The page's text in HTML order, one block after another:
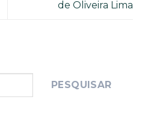
de Oliveira Lima
PESQUISAR